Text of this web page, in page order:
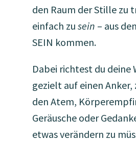
den Raum der Stille zu
einfach zu sein – aus
SEIN kommen.
Dabei richtest du deine
gezielt auf einen Anker,
den Atem,
Geräusche oder
etwas verändern zu